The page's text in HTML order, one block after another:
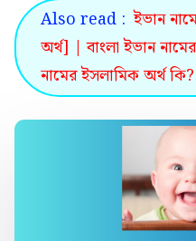
Also read : ইভান
অর্থ] | বাংলা ইভান
নামের ইসলামিক অর্থ কি?